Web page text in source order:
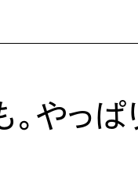
。やっ